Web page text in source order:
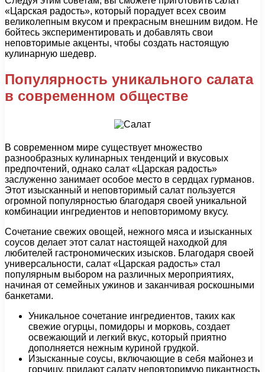
«Царская радость», который порадует всех своим
великолепным вкусом и прекрасным внешним видом. Не
бойтесь экспериментировать и добавлять свои
неповторимые акценты, чтобы создать настоящую
кулинарную шедевр.
Популярность уникального салата
в современном обществе
В современном мире существует множество
разнообразных кулинарных тенденций и вкусовых
предпочтений, однако салат «Царская радость»
заслуженно занимает особое место в сердцах гурманов.
Этот изысканный и неповторимый салат пользуется
огромной популярностью благодаря своей уникальной
комбинации ингредиентов и неповторимому вкусу.
Сочетание свежих овощей, нежного мяса и изысканных
соусов делает этот салат настоящей находкой для
любителей гастрономических изысков. Благодаря своей
универсальности, салат «Царская радость» стал
популярным выбором на различных мероприятиях,
начиная от семейных ужинов и заканчивая роскошными
банкетами.
Уникальное сочетание ингредиентов, таких как
свежие огурцы, помидоры и морковь, создает
освежающий и легкий вкус, который приятно
дополняется нежным куриной грудкой.
Изысканные соусы, включающие в себя майонез и
горчицу, придают салату неповторимую пикантность